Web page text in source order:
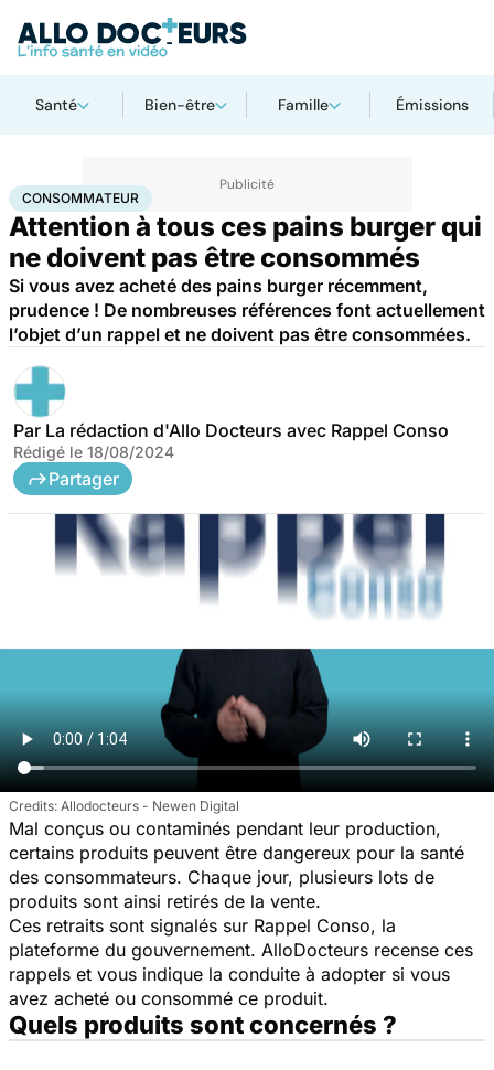
Santé Bien-être Famille Émissions
AccueilSantéConsommateur
CONSOMMATEUR
Attention à tous ces pains burger qui
ne doivent pas être consommés
Si vous avez acheté des pains burger récemment,
prudence ! De nombreuses références font actuellement
l’objet d’un rappel et ne doivent pas être consommées.
Par La rédaction d'Allo Docteurs avec Rappel Conso
Rédigé le 18/08/2024
Partager
Allodocteurs - Newen Digital
Mal conçus ou contaminés pendant leur production,
certains produits peuvent être dangereux pour la santé
des consommateurs. Chaque jour, plusieurs lots de
produits sont ainsi retirés de la vente.
Ces retraits sont signalés sur Rappel Conso, la
plateforme du gouvernement. AlloDocteurs recense ces
rappels et vous indique la conduite à adopter si vous
avez acheté ou consommé ce produit.
Quels produits sont concernés ?